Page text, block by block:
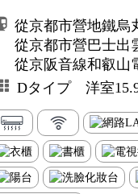
從京都市營地鐵烏
從京都市營巴士出
從京阪音線和叡山
Dタイプ 洋室